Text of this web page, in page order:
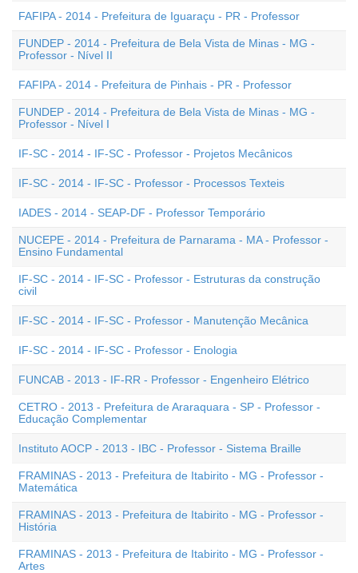
FAFIPA - 2014 - Prefeitura de Iguaraçu - PR - Professor
FUNDEP - 2014 - Prefeitura de Bela Vista de Minas - MG -
Professor - Nível II
FAFIPA - 2014 - Prefeitura de Pinhais - PR - Professor
FUNDEP - 2014 - Prefeitura de Bela Vista de Minas - MG -
Professor - Nível I
IF-SC - 2014 - IF-SC - Professor - Projetos Mecânicos
IF-SC - 2014 - IF-SC - Professor - Processos Texteis
IADES - 2014 - SEAP-DF - Professor Temporário
NUCEPE - 2014 - Prefeitura de Parnarama - MA - Professor -
Ensino Fundamental
IF-SC - 2014 - IF-SC - Professor - Estruturas da construção
civil
IF-SC - 2014 - IF-SC - Professor - Manutenção Mecânica
IF-SC - 2014 - IF-SC - Professor - Enologia
FUNCAB - 2013 - IF-RR - Professor - Engenheiro Elétrico
CETRO - 2013 - Prefeitura de Araraquara - SP - Professor -
Educação Complementar
Instituto AOCP - 2013 - IBC - Professor - Sistema Braille
FRAMINAS - 2013 - Prefeitura de Itabirito - MG - Professor -
Matemática
FRAMINAS - 2013 - Prefeitura de Itabirito - MG - Professor -
História
FRAMINAS - 2013 - Prefeitura de Itabirito - MG - Professor -
Artes